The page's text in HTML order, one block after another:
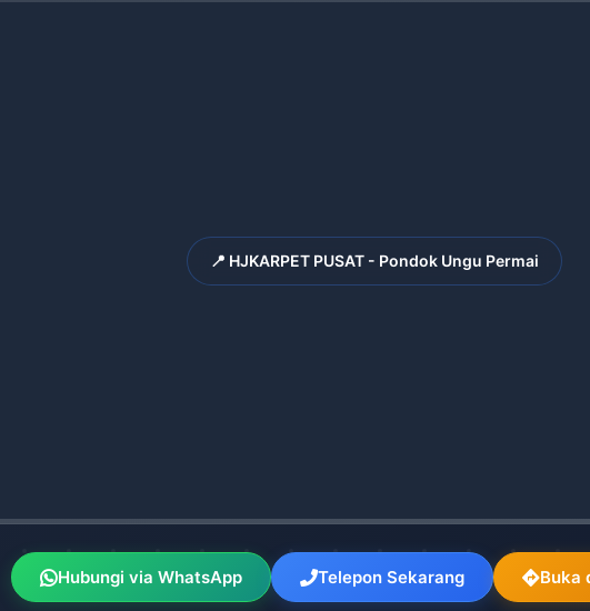
📍 HJKARPET PUSAT - Pondok Ungu Permai
Hubungi via WhatsApp Telepon Sekarang Buka